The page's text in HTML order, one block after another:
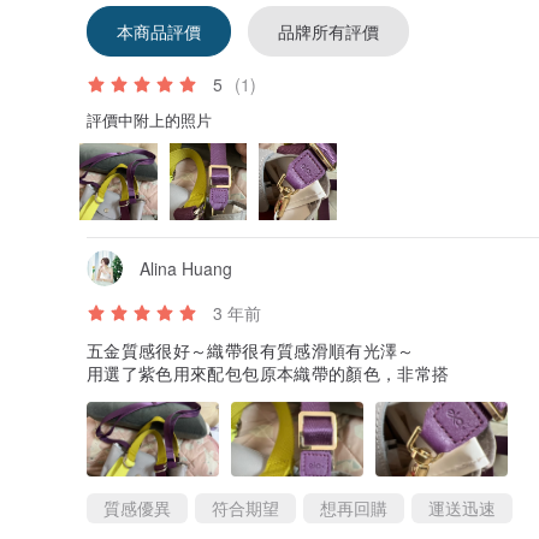
本商品評價 品牌所有評價
5 (1)
評價中附上的照片
Alina Huang
3 年前
五金質感很好～織帶很有質感滑順有光澤～
用選了紫色用來配包包原本織帶的顏色，非常搭
質感優異 符合期望 想再回購 運送迅速